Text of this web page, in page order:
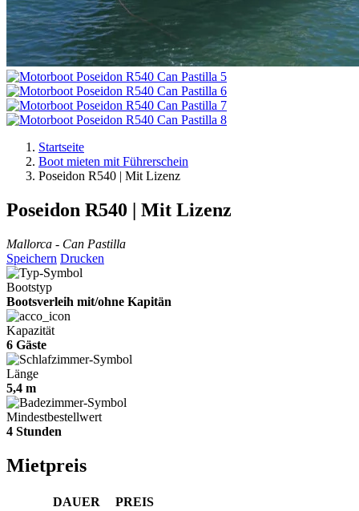
Startseite
Boot mieten mit Führerschein
Poseidon R540 | Mit Lizenz
Poseidon R540 | Mit Lizenz
Mallorca - Can Pastilla
Speichern Drucken
Bootstyp
Bootsverleih mit/ohne Kapitän
Kapazität
6 Gäste
Länge
5,4 m
Mindestbestellwert
4 Stunden
Mietpreis
DAUER
PREIS